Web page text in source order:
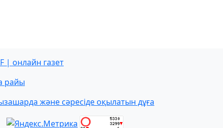
| онлайн газет
райы
және сәресіде оқылатын дұға